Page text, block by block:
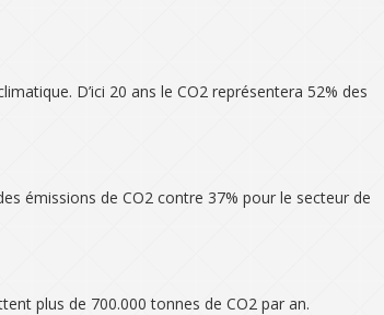
D’ici 20 ans le CO2 représentera 52% des
émissions de CO2 contre 37% pour le secteur de
plus de 700.000 tonnes de CO2 par an.